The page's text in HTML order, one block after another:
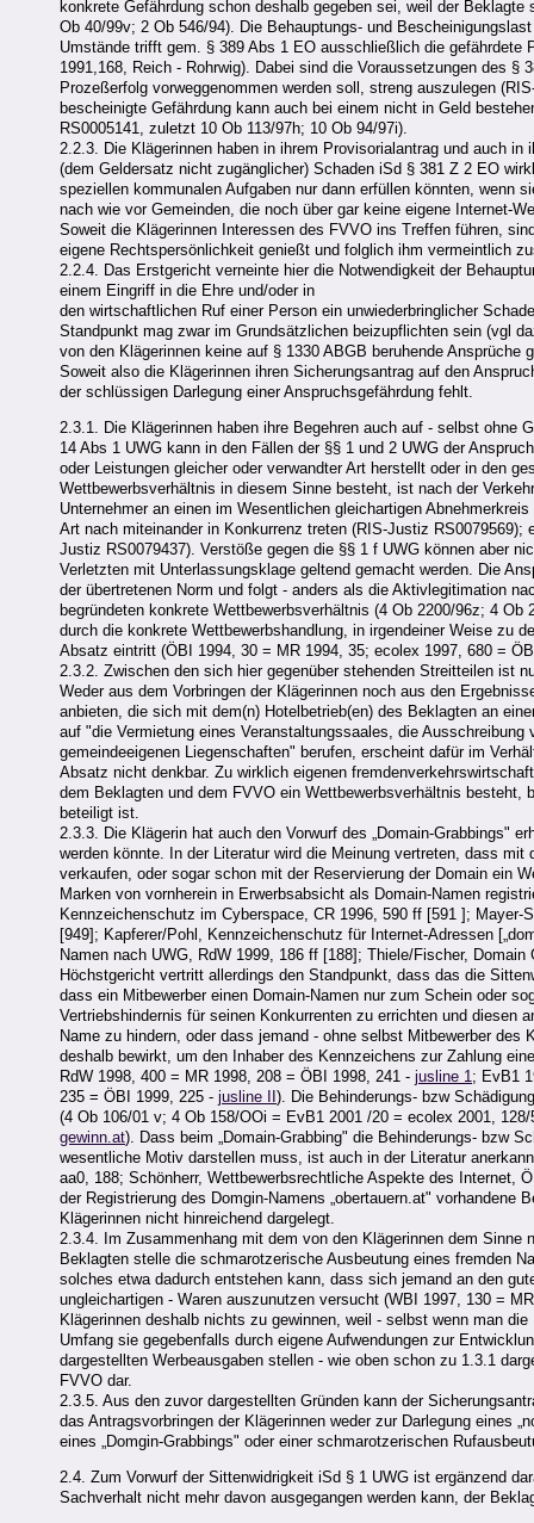
konkrete Gefährdung schon deshalb gegeben sei, weil der
Ob 40/99v; 2 Ob 546/94). Die Behauptungs- und
Umstände trifft gem. § 389 Abs 1 EO ausschließlich die
1991,168, Reich - Rohrwig). Dabei sind die Voraussetzungen des
Prozeßerfolg vorweggenommen werden soll, streng auszulegen
bescheinigte Gefährdung kann auch bei einem nicht in Geld
RS0005141, zuletzt 10 Ob 113/97h; 10 Ob 94/97i).
2.2.3. Die Klägerinnen haben in ihrem Provisorialantrag und auch
(dem Geldersatz nicht zugänglicher) Schaden iSd § 381 Z 2 EO
speziellen kommunalen Aufgaben nur dann erfüllen könnten, wenn
nach wie vor Gemeinden, die noch über gar keine eigene Internet-
Soweit die Klägerinnen Interessen des FVVO ins Treffen führen,
eigene Rechtspersönlichkeit genießt und folglich ihm vermeintlich
2.2.4. Das Erstgericht verneinte hier die Notwendigkeit der
einem Eingriff in die Ehre und/oder in
den wirtschaftlichen Ruf einer Person ein unwiederbringlicher
Standpunkt mag zwar im Grundsätzlichen beizupflichten sein (vgl
von den Klägerinnen keine auf § 1330 ABGB beruhende Ansprüche
Soweit also die Klägerinnen ihren Sicherungsantrag auf den
der schlüssigen Darlegung einer Anspruchsgefährdung fehlt.
2.3.1. Die Klägerinnen haben ihre Begehren auch auf - selbst ohne
14 Abs 1 UWG kann in den Fällen der §§ 1 und 2 UWG der
oder Leistungen gleicher oder verwandter Art herstellt oder in den
Wettbewerbsverhältnis in diesem Sinne besteht, ist nach der
Unternehmer an einen im Wesentlichen gleichartigen
Art nach miteinander in Konkurrenz treten (RIS-Justiz
Justiz RS0079437). Verstöße gegen die §§ 1 f UWG können aber
Verletzten mit Unterlassungsklage geltend gemacht werden. Die
der übertretenen Norm und folgt - anders als die Aktivlegitimation
begründeten konkrete Wettbewerbsverhältnis (4 Ob 2200/96z; 4
durch die konkrete Wettbewerbshandlung, in irgendeiner Weise zu
Absatz eintritt (ÖBI 1994, 30 = MR 1994, 35; ecolex 1997, 680 =
2.3.2. Zwischen den sich hier gegenüber stehenden Streitteilen ist
Weder aus dem Vorbringen der Klägerinnen noch aus den
anbieten, die sich mit dem(n) Hotelbetrieb(en) des Beklagten an
auf "die Vermietung eines Veranstaltungssaales, die
gemeindeeigenen Liegenschaften" berufen, erscheint dafür im
Absatz nicht denkbar. Zu wirklich eigenen
dem Beklagten und dem FVVO ein Wettbewerbsverhältnis
beteiligt ist.
2.3.3. Die Klägerin hat auch den Vorwurf des „Domain-Grabbings"
werden könnte. In der Literatur wird die Meinung vertreten, dass
verkaufen, oder sogar schon mit der Reservierung der Domain ein
Marken von vornherein in Erwerbsabsicht als Domain-Namen
Kennzeichenschutz im Cyberspace, CR 1996, 590 ff [591 ];
[949]; Kapferer/Pohl, Kennzeichenschutz für Internet-Adressen
Namen nach UWG, RdW 1999, 186 ff [188]; Thiele/Fischer,
Höchstgericht vertritt allerdings den Standpunkt, dass das die
dass ein Mitbewerber einen Domain-Namen nur zum Schein oder
Vertriebshindernis für seinen Konkurrenten zu errichten und diesen
Name zu hindern, oder dass jemand - ohne selbst Mitbewerber
deshalb bewirkt, um den Inhaber des Kennzeichens zur Zahlung
RdW 1998, 400 = MR 1998, 208 = ÖBI 1998, 241 - jusline 1; EvB1
235 = ÖBI 1999, 225 - jusline II ). Die Behinderungs- bzw
(4 Ob 106/01 v; 4 Ob 158/OOi = EvB1 2001 /20 = ecolex 2001,
gewinn.at). Dass beim „Domain-Grabbing" die Behinderungs- bzw
wesentliche Motiv darstellen muss, ist auch in der Literatur
aa0, 188; Schönherr, Wettbewerbsrechtliche Aspekte des Internet,
der Registrierung des Domgin-Namens „obertauern.at" vorhandene
Klägerinnen nicht hinreichend dargelegt.
2.3.4. Im Zusammenhang mit dem von den Klägerinnen dem Sinne
Beklagten stelle die schmarotzerische Ausbeutung eines fremden
solches etwa dadurch entstehen kann, dass sich jemand an den
ungleichartigen - Waren auszunutzen versucht (WBI 1997, 130 =
Klägerinnen deshalb nichts zu gewinnen, weil - selbst wenn man
Umfang sie gegebenfalls durch eigene Aufwendungen zur
dargestellten Werbeausgaben stellen - wie oben schon zu 1.3.1
FVVO dar.
2.3.5. Aus den zuvor dargestellten Gründen kann der
das Antragsvorbringen der Klägerinnen weder zur Darlegung eines
eines „Domgin-Grabbings" oder einer schmarotzerischen
2.4. Zum Vorwurf der Sittenwidrigkeit iSd § 1 UWG ist ergänzend
Sachverhalt nicht mehr davon ausgegangen werden kann, der